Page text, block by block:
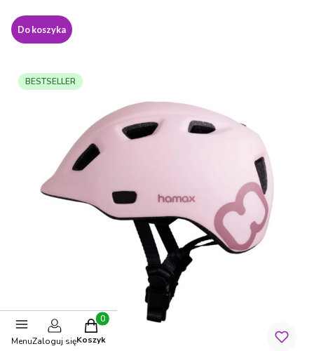
Do koszyka
BESTSELLER
MenuZaloguj się
Produkty w koszyku: 0. Zobacz szczegóły
Koszyk